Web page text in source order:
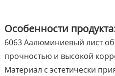
Особенности
6063 Aалюминиевый лист
прочностью и высокой
Материал с эстетически